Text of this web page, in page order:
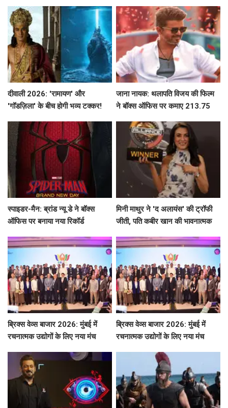
दीवाली 2026: 'रामायण' और
'गॉडज़िला' के बीच होगी भव्य टक्कर!
जाना नायक: थलापति विजय की फिल्म
ने बॉक्स ऑफिस पर कमाए 213.75
स्पाइडर-मैन: ब्रांड न्यू डे ने बॉक्स
ऑफिस पर बनाया नया रिकॉर्ड
मिनी माथुर ने 'द अलायंस' की ट्रॉफी
जीती, पति कबीर खान की भावनात्मक
ब्रिक्स वेव्स बाजार 2026: मुंबई में
रचनात्मक उद्योगों के लिए नया मंच
ब्रिक्स वेव्स बाजार 2026: मुंबई में
रचनात्मक उद्योगों के लिए नया मंच